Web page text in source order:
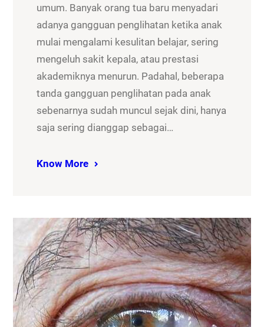
umum. Banyak orang tua baru menyadari
adanya gangguan penglihatan ketika anak
mulai mengalami kesulitan belajar, sering
mengeluh sakit kepala, atau prestasi
akademiknya menurun. Padahal, beberapa
tanda gangguan penglihatan pada anak
sebenarnya sudah muncul sejak dini, hanya
saja sering dianggap sebagai…
Know More